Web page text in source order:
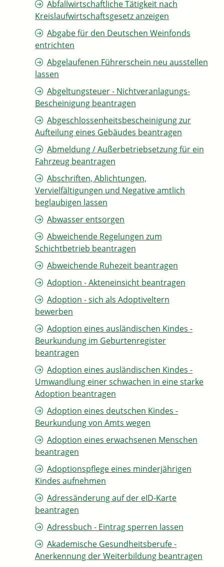
Abfallwirtschaftliche Tätigkeit nach
Kreislaufwirtschaftsgesetz anzeigen
Abgabe für den Deutschen Weinfonds
entrichten
Abgelaufenen Führerschein neu ausstellen
lassen
Abgeltungsteuer - Nichtveranlagungs-
Bescheinigung beantragen
Abgeschlossenheitsbescheinigung zur
Aufteilung eines Gebäudes beantragen
Abmeldung / Außerbetriebsetzung für ein
Fahrzeug beantragen
Abschriften, Ablichtungen,
Vervielfältigungen und Negative amtlich
beglaubigen lassen
Abwasser entsorgen
Abweichende Regelungen zum
Schichtbetrieb beantragen
Abweichende Ruhezeit beantragen
Adoption - Akteneinsicht beantragen
Adoption - sich als Adoptiveltern
bewerben
Adoption eines ausländischen Kindes -
Beurkundung im Geburtenregister
beantragen
Adoption eines ausländischen Kindes -
Umwandlung einer schwachen in eine starke
Adoption beantragen
Adoption eines deutschen Kindes -
Beurkundung von Amts wegen
Adoption eines erwachsenen Menschen
beantragen
Adoptionspflege eines minderjährigen
Kindes aufnehmen
Adressänderung auf der eID-Karte
beantragen
Adressbuch - Eintrag sperren lassen
Akademische Gesundheitsberufe -
Anerkennung der Weiterbildung beantragen